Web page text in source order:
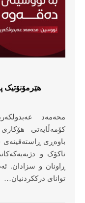
هێرمۆنۆتیک
محەمەد عەبدولکەریم شتراوس پێی وایە، فشاری
کۆمەڵایەتی
باوەڕی ڕاستەقینەی
ناکۆک و
ڕاونان و سزادان.
توانای درککردنیان…